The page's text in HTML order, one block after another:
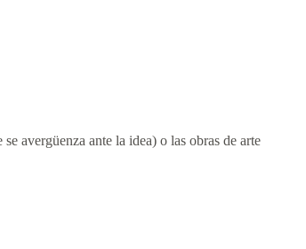
avergüenza ante la idea) o las obras de arte